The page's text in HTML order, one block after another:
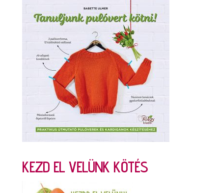
KEZD EL VELÜNK KÖTÉS